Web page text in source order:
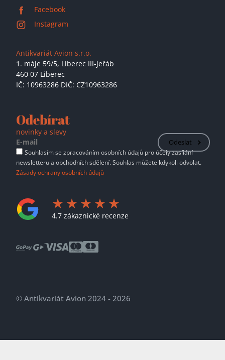
Facebook
Instagram
Antikvariát Avion s.r.o.
1. máje 59/5, Liberec III-Jeřáb
460 07 Liberec
IČ: 10963286 DIČ: CZ10963286
Odebírat
novinky a slevy
Odeslat
Souhlasím se zpracováním osobních údajů pro účely zasílání
newsletteru a obchodních sdělení. Souhlas můžete kdykoli odvolat.
Zásady ochrany osobních údajů
4.7 zákaznické recenze
© Antikvariát Avion 2024 - 2026